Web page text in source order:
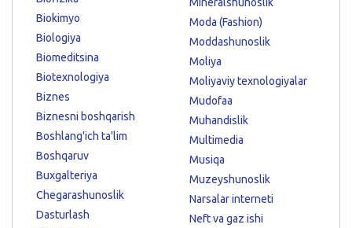
Biokimyo
Biologiya
Biomeditsina
Biotexnologiya
Biznes
Biznesni boshqarish
Boshlang'ich ta'lim
Boshqaruv
Buxgalteriya
Chegarashunoslik
Dasturlash
Moda (Fashion)
Moddashunoslik
Moliya
Moliyaviy texnologiyalar
Mudofaa
Muhandislik
Multimedia
Musiqa
Muzeyshunoslik
Narsalar interneti
Neft va gaz ishi